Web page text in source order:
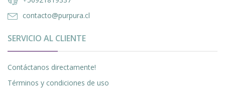
contacto@purpura.cl
SERVICIO AL CLIENTE
Contáctanos directamente!
Términos y condiciones de uso